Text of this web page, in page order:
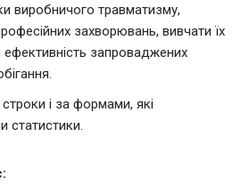
виробничого травматизму,
захворювань, вивчати їх
ефективність запроваджених
строки і за формами, які
статистики.